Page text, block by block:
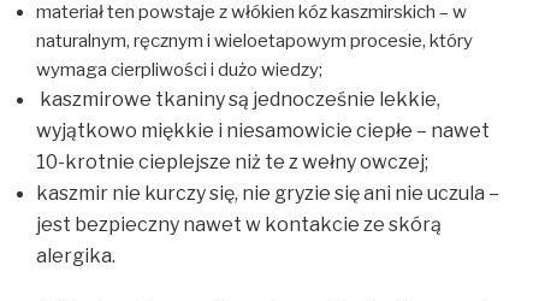
materiał ten powstaje z włókien kóz kaszmirskich – w
naturalnym, ręcznym i wieloetapowym procesie, który
wymaga cierpliwości i dużo wiedzy;
kaszmirowe tkaniny są jednocześnie lekkie,
wyjątkowo miękkie i niesamowicie ciepłe – nawet
10-krotnie cieplejsze niż te z wełny owczej;
kaszmir nie kurczy się, nie gryzie się ani nie uczula –
jest bezpieczny nawet w kontakcie ze skórą
alergika.